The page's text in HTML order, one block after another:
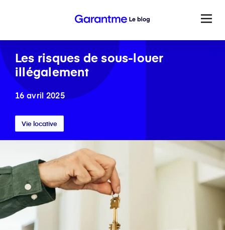
Les risques de sous-louer
illégalement
16 avril 2025
Vie locative